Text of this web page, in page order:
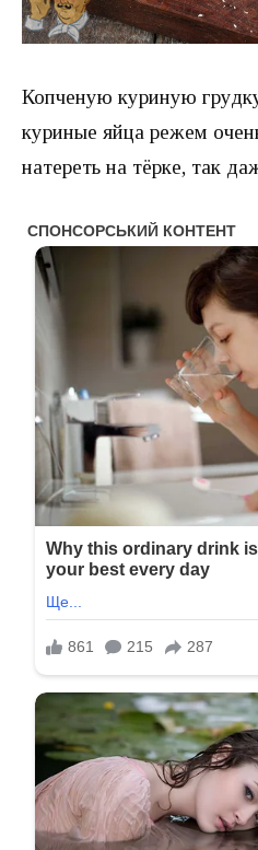
Копченую куриную
куриные яйца режем
натереть на тёрке, так